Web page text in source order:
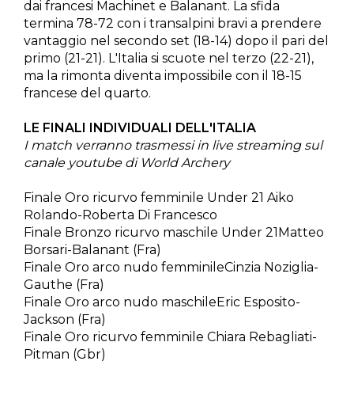
dai francesi Machinet e Balanant. La sfida
termina 78-72 con i transalpini bravi a prendere
vantaggio nel secondo set (18-14) dopo il pari del
primo (21-21). L'Italia si scuote nel terzo (22-21),
ma la rimonta diventa impossibile con il 18-15
francese del quarto.
LE FINALI INDIVIDUALI DELL'ITALIA
I match verranno trasmessi in live streaming sul
canale youtube di World Archery
Finale Oro ricurvo femminile Under 21 Aiko
Rolando-Roberta Di Francesco
Finale Bronzo ricurvo maschile Under 21Matteo
Borsari-Balanant (Fra)
Finale Oro arco nudo femminileCinzia Noziglia-
Gauthe (Fra)
Finale Oro arco nudo maschileEric Esposito-
Jackson (Fra)
Finale Oro ricurvo femminile Chiara Rebagliati-
Pitman (Gbr)